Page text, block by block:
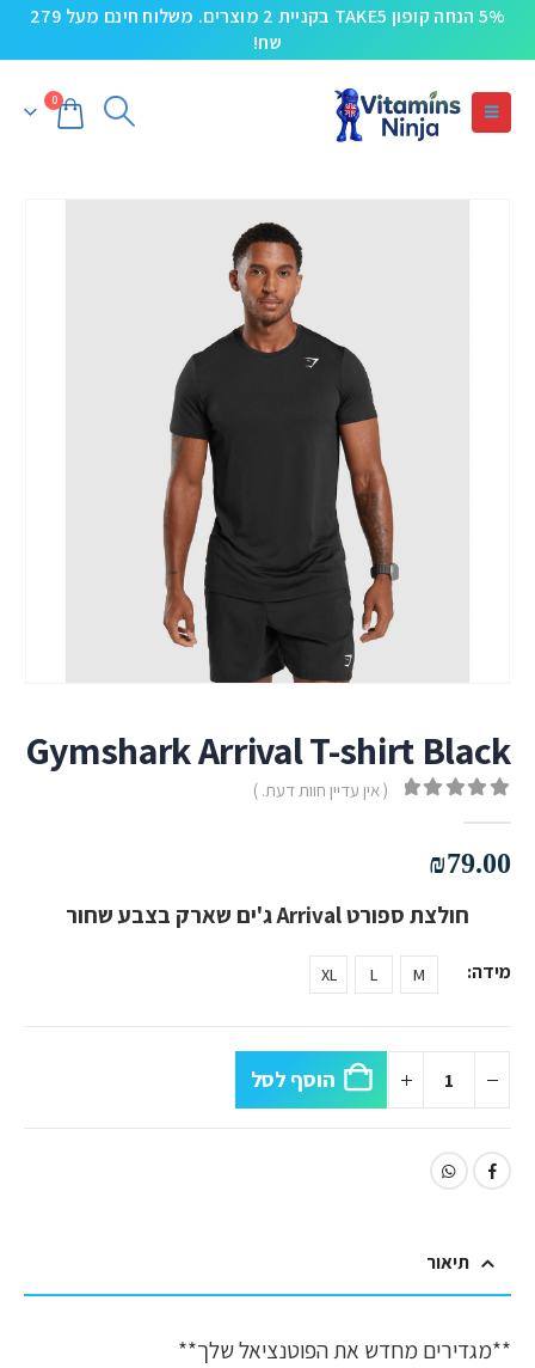
5% הנחה קופון TAKE5 בקניית 2 מוצרים. משלוח חינם מעל 279
שח!
0
Gymshark Arrival T-shirt Black
( אין עדיין חוות דעת. )
₪79.00
חולצת ספורט Arrival ג'ים שארק בצבע שחור
מידה M
L
XL
הוסף לסל
תיאור
**מגדירים מחדש את הפוטנציאל שלך**